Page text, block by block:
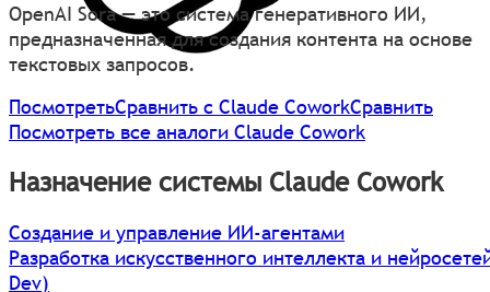
OpenAI Sora — это система генеративного ИИ,
предназначенная для создания контента на основе
текстовых запросов.
ПосмотретьСравнить с Claude CoworkСравнить
Посмотреть все аналоги Claude Cowork
Назначение системы Claude Cowork
Создание и управление ИИ-агентами
Разработка искусственного интеллекта и
Dev)